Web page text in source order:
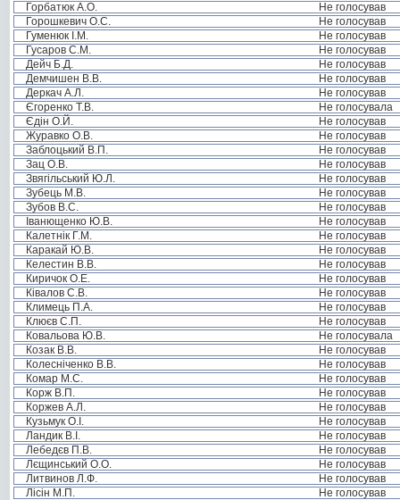
Горбатюк А.О.
Не голосував
Горошкевич О.С.
Не голосував
Гуменюк І.М.
Не голосував
Гусаров С.М.
Не голосував
Дейч Б.Д.
Не голосував
Демчишен В.В.
Не голосував
Деркач А.Л.
Не голосував
Єгоренко Т.В.
Не голосувала
Єдін О.Й.
Не голосував
Журавко О.В.
Не голосував
Заблоцький В.П.
Не голосував
Зац О.В.
Не голосував
Звягільський Ю.Л.
Не голосував
Зубець М.В.
Не голосував
Зубов В.С.
Не голосував
Іванющенко Ю.В.
Не голосував
Калетнік Г.М.
Не голосував
Каракай Ю.В.
Не голосував
Келестин В.В.
Не голосував
Киричок О.Е.
Не голосував
Ківалов С.В.
Не голосував
Климець П.А.
Не голосував
Клюєв С.П.
Не голосував
Ковальова Ю.В.
Не голосувала
Козак В.В.
Не голосував
Колесніченко В.В.
Не голосував
Комар М.С.
Не голосував
Корж В.П.
Не голосував
Коржев А.Л.
Не голосував
Кузьмук О.І.
Не голосував
Ландик В.І.
Не голосував
Лебедєв П.В.
Не голосував
Лєщинський О.О.
Не голосував
Литвинов Л.Ф.
Не голосував
Лісін М.П.
Не голосував